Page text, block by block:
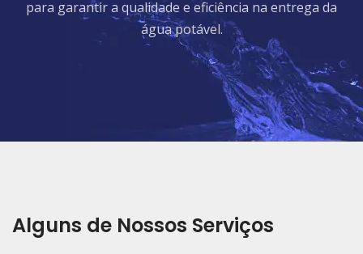
para garantir a qualidade e eficiência na entrega da
água potável.
Alguns de Nossos Serviços